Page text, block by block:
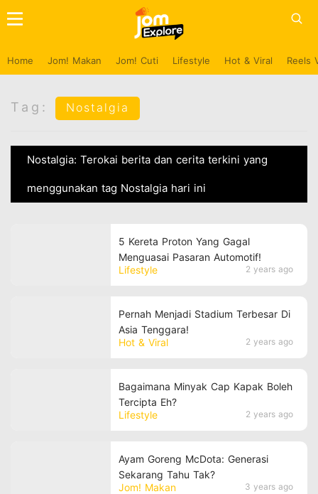
Home Jom! Makan Jom! Cuti Lifestyle Hot & Viral Reels
Tag: Nostalgia
Nostalgia: Terokai berita dan cerita terkini yang
menggunakan tag Nostalgia hari ini
Lifestyle 2 years ago
5 Kereta Proton Yang Gagal
Menguasai Pasaran Automotif!
Hot & Viral 2 years ago
Pernah Menjadi Stadium Terbesar Di
Asia Tenggara!
Lifestyle 2 years ago
Bagaimana Minyak Cap Kapak Boleh
Tercipta Eh?
Jom! Makan 3 years ago
Ayam Goreng McDota: Generasi
Sekarang Tahu Tak?